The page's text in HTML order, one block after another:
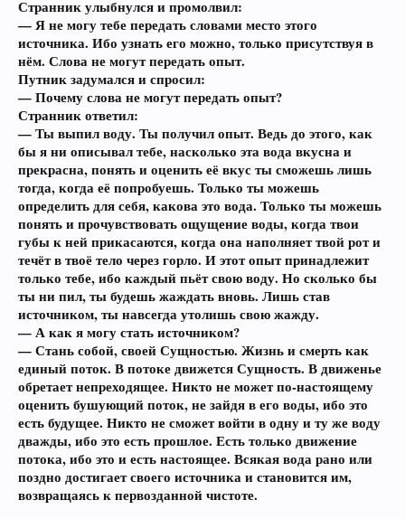
Странник улыбнулся и промолвил:
— Я не могу тебе передать словами место этого
источника. Ибо узнать его можно, только присутствуя в
нём. Слова не могут передать опыт.
Путник задумался и спросил:
— Почему слова не могут передать опыт?
Странник ответил:
— Ты выпил воду. Ты получил опыт. Ведь до этого, как
бы я ни описывал тебе, насколько эта вода вкусна и
прекрасна, понять и оценить её вкус ты сможешь лишь
тогда, когда её попробуешь. Только ты можешь
определить для себя, какова это вода. Только ты можешь
понять и прочувствовать ощущение воды, когда твои
губы к ней прикасаются, когда она наполняет твой рот и
течёт в твоё тело через горло. И этот опыт принадлежит
только тебе, ибо каждый пьёт свою воду. Но сколько бы
ты ни пил, ты будешь жаждать вновь. Лишь став
источником, ты навсегда утолишь свою жажду.
— А как я могу стать источником?
— Стань собой, своей Сущностью. Жизнь и смерть как
единый поток. В потоке движется Сущность. В движенье
обретает непреходящее. Никто не может по-настоящему
оценить бушующий поток, не зайдя в его воды, ибо это
есть будущее. Никто не сможет войти в одну и ту же воду
дважды, ибо это есть прошлое. Есть только движение
потока, ибо это и есть настоящее. Всякая вода рано или
поздно достигает своего источника и становится им,
возвращаясь к первозданной чистоте.